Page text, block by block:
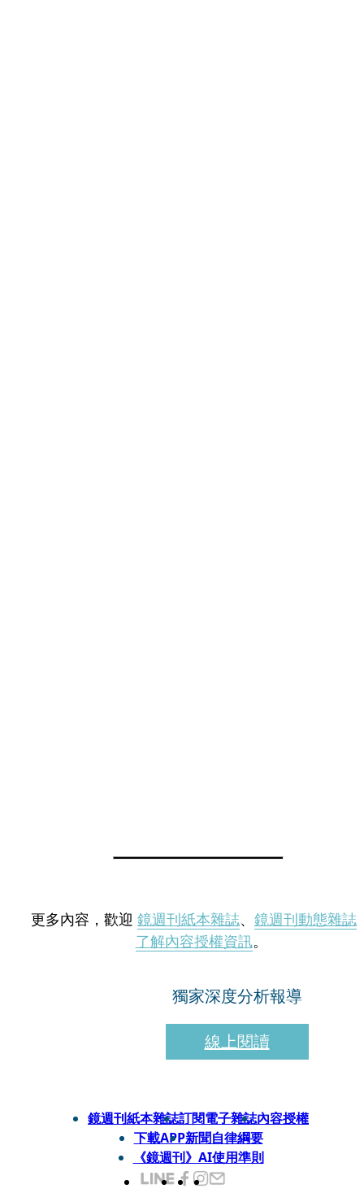
更多內容，歡迎 鏡週刊紙本雜誌、 鏡週刊動態雜誌
了解內容授權資訊。
獨家深度分析報導
線上閱讀
鏡週刊紙本雜誌訂閱電子雜誌內容授權
下載APP新聞自律綱要
《鏡週刊》AI使用準則